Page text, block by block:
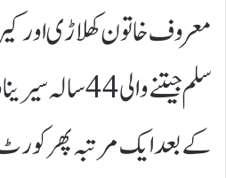
سلم جیتنے والی
کے بعد ایک مرتبہ پھر کورٹ